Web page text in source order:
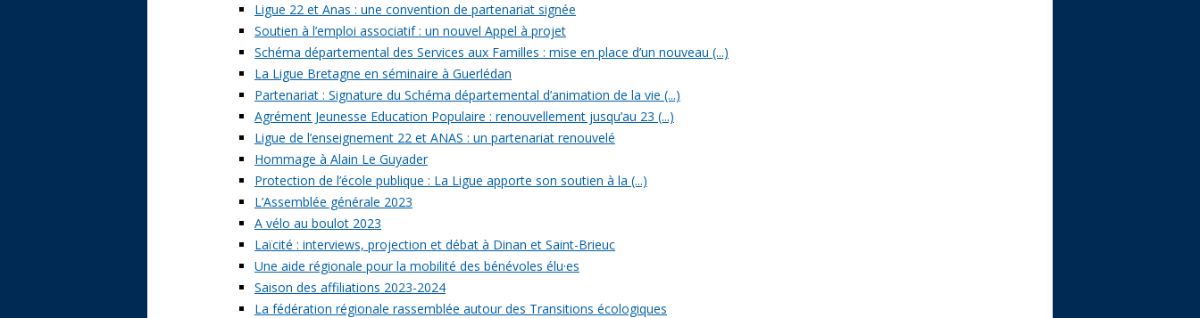
Ligue 22 et Anas : une convention de partenariat signée
Soutien à l’emploi associatif : un nouvel Appel à projet
Schéma départemental des Services aux Familles : mise en place d’un nouveau (...)
La Ligue Bretagne en séminaire à Guerlédan
Partenariat : Signature du Schéma départemental d’animation de la vie (...)
Agrément Jeunesse Education Populaire : renouvellement jusqu’au 23 (...)
Ligue de l’enseignement 22 et ANAS : un partenariat renouvelé
Hommage à Alain Le Guyader
Protection de l’école publique : La Ligue apporte son soutien à la (...)
L’Assemblée générale 2023
A vélo au boulot 2023
Laïcité : interviews, projection et débat à Dinan et Saint-Brieuc
Une aide régionale pour la mobilité des bénévoles élu·es
Saison des affiliations 2023-2024
La fédération régionale rassemblée autour des Transitions écologiques